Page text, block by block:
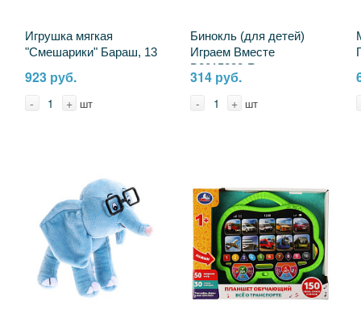
Игрушка мягкая
"Смешарики" Бараш, 13
Мульти-пульти A20315-
10-WOD
923 руб.
- + шт
Бинокль (для детей)
Играем Вместе
B2015288-R
314 руб.
- + шт